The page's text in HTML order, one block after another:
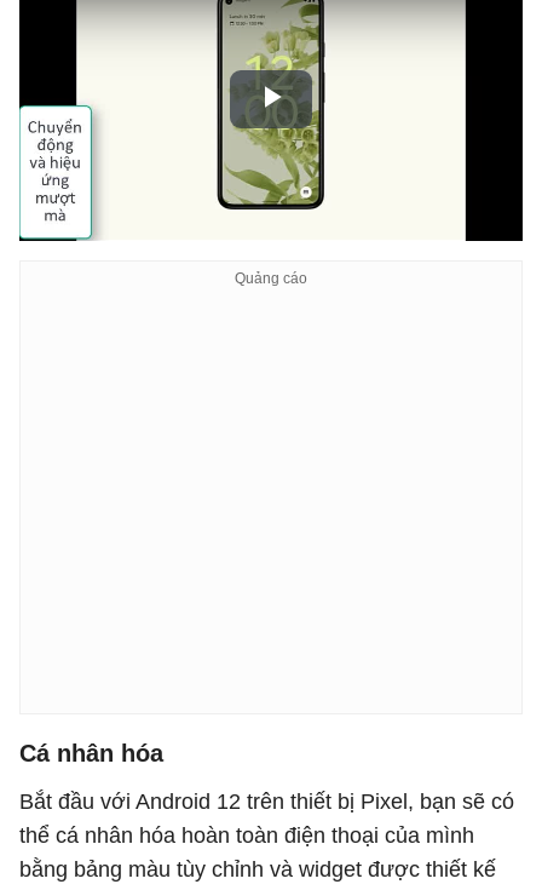
Cá nhân hóa
Bắt đầu với Android 12 trên thiết bị Pixel, bạn sẽ có
thể cá nhân hóa hoàn toàn điện thoại của mình
bằng bảng màu tùy chỉnh và widget được thiết kế